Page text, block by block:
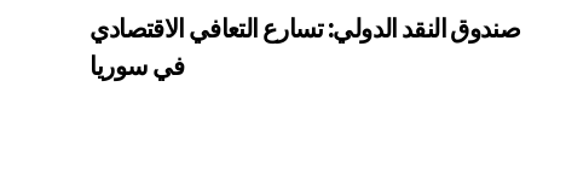
صندوق النقد الدولي: تسارع التعافي الاقتصادي
في سوريا